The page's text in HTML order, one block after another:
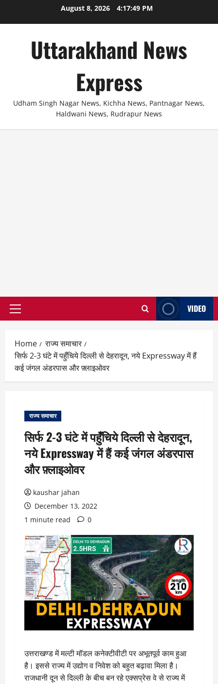
August 8, 2026 4:17:49 PM
Uttarakhand News
Express
Udham Singh Nagar News, Kichha News, Pantnagar News,
Haldwani News, Rudrapur News
Primary
VIDEO
Home
राज्य समाचार
सिर्फ 2-3 घंटे में पहुँचिये दिल्ली से देहरादून, नये Expressway में हैं
कई जंगल अंडरपास और फ़्लाइओवर
राज्य समाचार
सिर्फ 2-3 घंटे में पहुँचिये दिल्ली से देहरादून,
नये Expressway में हैं कई जंगल अंडरपास
और फ़्लाइओवर
kaushar jahan
December 13, 2022
1 minute read
0
उत्तराखण्ड में मल्टी मॉडल कनेक्टीवीटी पर अभूतपूर्व काम हुआ
है। इससे राज्य में उद्योग व निवेश को बहुत बढ़ावा मिला है।
राजधानी दून से दिल्ली के बीच बन रहे एक्सप्रेस वे से राज्य में